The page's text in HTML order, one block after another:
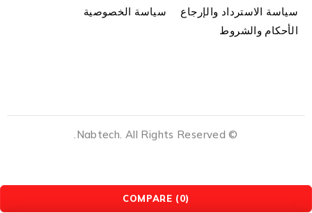
سياسة الاسترداد والإرجاع
سياسة الخصوصية
الأحكام والشروط
© Nabtech. All Rights Reserved.
COMPARE (0)